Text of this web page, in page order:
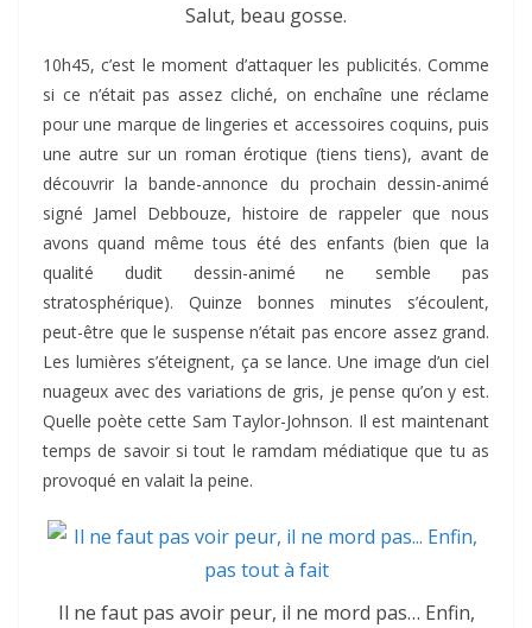
Salut, beau gosse.
10h45, c’est le moment d’attaquer les publicités. Comme
si ce n’était pas assez cliché, on enchaîne une réclame
pour une marque de lingeries et accessoires coquins, puis
une autre sur un roman érotique (tiens tiens), avant de
découvrir la bande-annonce du prochain dessin-animé
signé Jamel Debbouze, histoire de rappeler que nous
avons quand même tous été des enfants (bien que la
qualité dudit dessin-animé ne semble pas
stratosphérique). Quinze bonnes minutes s’écoulent,
peut-être que le suspense n’était pas encore assez grand.
Les lumières s’éteignent, ça se lance. Une image d’un ciel
nuageux avec des variations de gris, je pense qu’on y est.
Quelle poète cette Sam Taylor-Johnson. Il est maintenant
temps de savoir si tout le ramdam médiatique que tu as
provoqué en valait la peine.
Il ne faut pas avoir peur, il ne mord pas… Enfin,